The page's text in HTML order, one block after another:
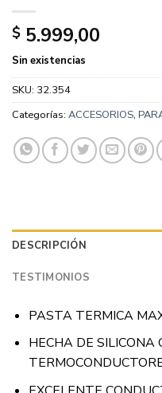
$ 5.999,00
Sin existencias
SKU: 32.354
Categorías: ACCESORIOS,
DESCRIPCIÓN
TESTIMONIOS
PASTA TERMICA
HECHA DE SILICONA